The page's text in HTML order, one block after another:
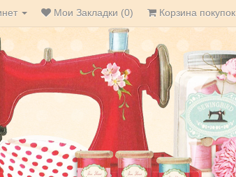
Мои Закладки (0) Корзина покупок